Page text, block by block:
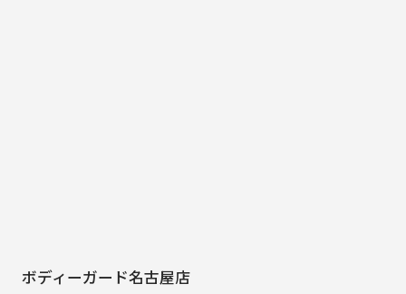
ボディーガード名古屋店